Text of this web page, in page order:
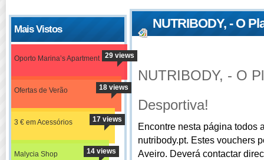
Mais Vistos
Oporto Marina’s Apartment 29 views
Ofertas de Verão 18 views
3 € em Acessórios 17 views
Malycia Shop 14 views
NUTRIBODY, - O
NUTRIBODY, - O
Desportiva!
Encontre nesta página todos
nutribody.pt. Estes vouchers
Aveiro. Deverá contactar